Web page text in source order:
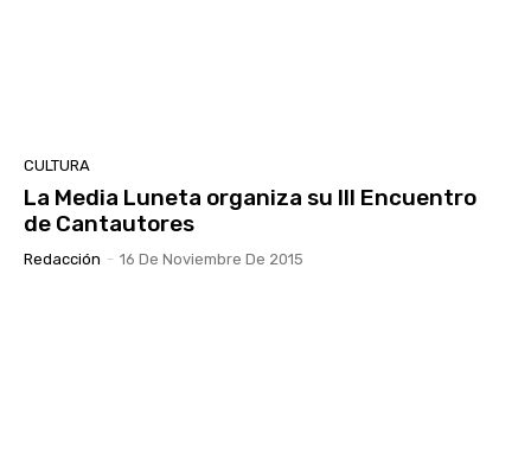
CULTURA
La Media Luneta organiza su III Encuentro
de Cantautores
Redacción - 16 De Noviembre De 2015